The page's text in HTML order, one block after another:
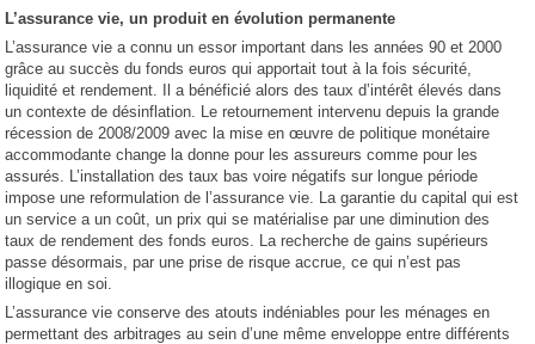
L’assurance vie, un produit en évolution permanente
L’assurance vie a connu un essor important dans les années 90 et 2000
grâce au succès du fonds euros qui apportait tout à la fois sécurité,
liquidité et rendement. Il a bénéficié alors des taux d’intérêt élevés dans
un contexte de désinflation. Le retournement intervenu depuis la grande
récession de 2008/2009 avec la mise en œuvre de politique monétaire
accommodante change la donne pour les assureurs comme pour les
assurés. L’installation des taux bas voire négatifs sur longue période
impose une reformulation de l’assurance vie. La garantie du capital qui est
un service a un coût, un prix qui se matérialise par une diminution des
taux de rendement des fonds euros. La recherche de gains supérieurs
passe désormais, par une prise de risque accrue, ce qui n’est pas
illogique en soi.
L’assurance vie conserve des atouts indéniables pour les ménages en
permettant des arbitrages au sein d’une même enveloppe entre différents